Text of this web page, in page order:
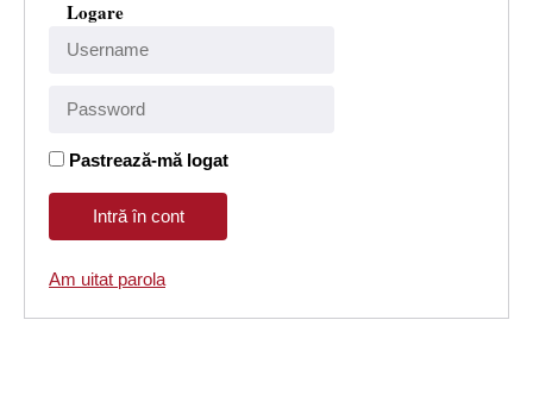
Logare
Pastrează-mă logat
Am uitat parola